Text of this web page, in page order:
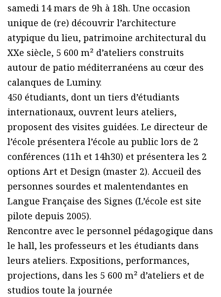
samedi 14 mars de 9h à 18h. Une occasion
unique de (re) découvrir l’architecture
atypique du lieu, patrimoine architectural du
XXe siècle, 5 600 m² d’ateliers construits
autour de patio méditerranéens au cœur des
calanques de Luminy.
450 étudiants, dont un tiers d’étudiants
internationaux, ouvrent leurs ateliers,
proposent des visites guidées. Le directeur de
l’école présentera l’école au public lors de 2
conférences (11h et 14h30) et présentera les 2
options Art et Design (master 2). Accueil des
personnes sourdes et malentendantes en
Langue Française des Signes (L’école est site
pilote depuis 2005).
Rencontre avec le personnel pédagogique dans
le hall, les professeurs et les étudiants dans
leurs ateliers. Expositions, performances,
projections, dans les 5 600 m² d’ateliers et de
studios toute la journée